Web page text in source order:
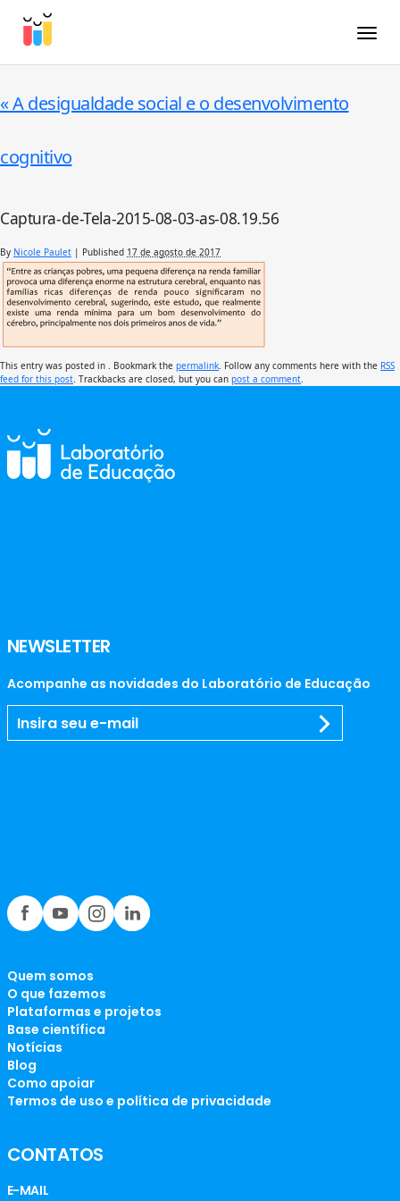
«A desigualdade social e o desenvolvimento
cognitivo
Captura-de-Tela-2015-08-03-as-08.19.56
By Nicole Paulet | Published 17 de agosto de 2017
This entry was posted in . Bookmark the permalink . Follow any comments here with the RSS
feed for this post . Trackbacks are closed, but you can post a comment
NEWSLETTER
Acompanhe as novidades do Laboratório de Educação
Quem somos
O que fazemos
Plataformas e projetos
Base científica
Notícias
Blog
Como apoiar
Termos de uso e política de privacidade
CONTATOS
E-MAIL